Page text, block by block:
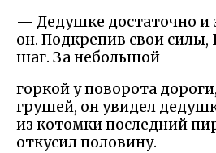
— Дедушке достаточно
он. Подкрепив свои силы,
шаг. За небольшой
горкой у поворота
грушей, он увидел
из котомки последний
откусил половину.